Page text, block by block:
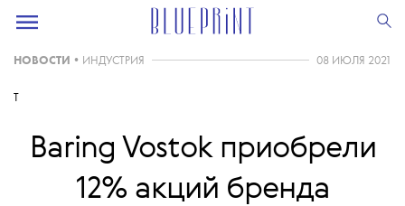
НОВОСТИ • ИНДУСТРИЯ 08 ИЮЛЯ 2021
T
Baring Vostok приобрели
12% акций бренда